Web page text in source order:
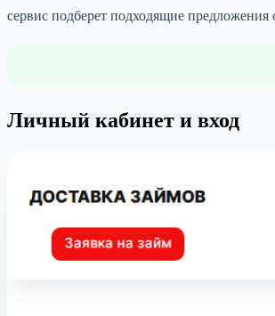
сервис подберет подходящие
Личный кабинет и вход